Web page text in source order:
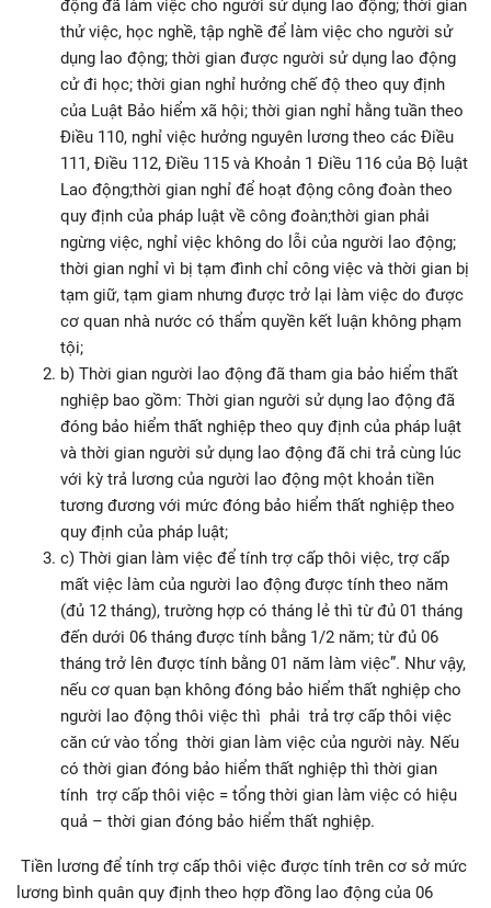
động đã làm việc cho người sử dụng lao động; thời gian
thử việc, học nghề, tập nghề để làm việc cho người sử
dụng lao động; thời gian được người sử dụng lao động
cử đi học; thời gian nghỉ hưởng chế độ theo quy định
của Luật Bảo hiểm xã hội; thời gian nghỉ hằng tuần theo
Điều 110, nghỉ việc hưởng nguyên lương theo các Điều
111, Điều 112, Điều 115 và Khoản 1 Điều 116 của Bộ luật
Lao động;thời gian nghỉ để hoạt động công đoàn theo
quy định của pháp luật về công đoàn;thời gian phải
ngừng việc, nghỉ việc không do lỗi của người lao động;
thời gian nghỉ vì bị tạm đình chỉ công việc và thời gian bị
tạm giữ, tạm giam nhưng được trở lại làm việc do được
cơ quan nhà nước có thẩm quyền kết luận không phạm
tội;
b) Thời gian người lao động đã tham gia bảo hiểm thất
nghiệp bao gồm: Thời gian người sử dụng lao động đã
đóng bảo hiểm thất nghiệp theo quy định của pháp luật
và thời gian người sử dụng lao động đã chi trả cùng lúc
với kỳ trả lương của người lao động một khoản tiền
tương đương với mức đóng bảo hiểm thất nghiệp theo
quy định của pháp luật;
c) Thời gian làm việc để tính trợ cấp thôi việc, trợ cấp
mất việc làm của người lao động được tính theo năm
(đủ 12 tháng), trường hợp có tháng lẻ thì từ đủ 01 tháng
đến dưới 06 tháng được tính bằng 1/2 năm; từ đủ 06
tháng trở lên được tính bằng 01 năm làm việc”. Như vậy,
nếu cơ quan bạn không đóng bảo hiểm thất nghiệp cho
người lao động thôi việc thì phải trả trợ cấp thôi việc
căn cứ vào tổng thời gian làm việc của người này. Nếu
có thời gian đóng bảo hiểm thất nghiệp thì thời gian
tính trợ cấp thôi việc = tổng thời gian làm việc có hiệu
quả – thời gian đóng bảo hiểm thất nghiệp.
Tiền lương để tính trợ cấp thôi việc được tính trên cơ sở mức
lương bình quân quy định theo hợp đồng lao động của 06